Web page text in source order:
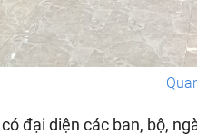
đại diện các ban, bộ,